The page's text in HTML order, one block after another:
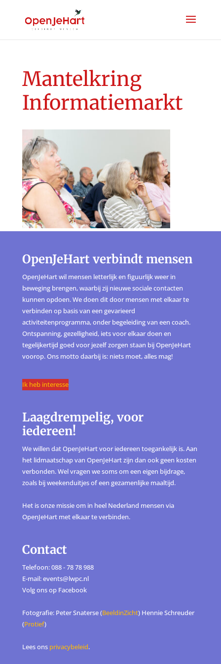
Mantelkring
Informatiemarkt
OpenJeHart verbindt mensen
OpenJeHart wil mensen letterlijk en figuurlijk weer in
beweging brengen, waarbij zij nieuwe sociale contacten
kunnen opdoen. We doen dit door mensen met elkaar te
verbinden op basis van een gevarieerd
activiteitenprogramma, onder begeleiding van een coach.
Ontspanning, gezelligheid, iets voor elkaar doen en
tegelijkertijd goed voor jezelf zorgen staan bij OpenJeHart
voorop. Ons motto daarbij is: niets moet, alles mag!
Ik heb interesse
Laagdrempelig, voor
iedereen!
We willen dat OpenJeHart voor iedereen toegankelijk is. Aan
het lidmaatschap van OpenJeHart zijn dan ook geen kosten
verbonden. Wel vragen we soms om een eigen bijdrage,
zoals bij weekenduitjes of een gezamenlijke maaltijd.
Het is onze missie om in heel Nederland mensen via
OpenJeHart met elkaar te verbinden.
Contact
Telefoon: 088 - 78 78 988
E-mail: events@lwpc.nl
Volg ons op Facebook
Fotografie: Peter Snaterse (BeeldinZicht) Hennie Schreuder
(Protief)
Lees ons privacybeleid.